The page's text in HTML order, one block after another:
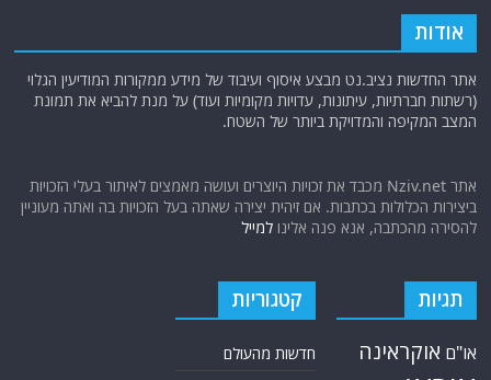
אודות
אתר החדשות נציב.נט מבצע איסוף ועיבוד של מידע ממקורות המודיעין הגלוי
(רשתות חברתיות, עיתונות, עדויות מקומיות ועוד) על מנת להביא את תמונת
המצב המקיפה והמדויקת ביותר של השטח.
אתר Nziv.net מכבד את זכויות היוצרים ועושה מאמצים לאיתור בעלי הזכויות
ביצירות הכלולות בכתבות. אם זיהית יצירה שאתה בעל הזכויות בה ואתה מעוניין
להסירה מהכתבה, אנא פנה אלינולמייל
תגיות
או"ם אוקראינה
קטגוריות
חדשות מהעולם